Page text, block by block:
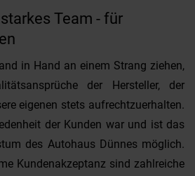
Team - für
in Hand an einem Strang ziehen,
der Hersteller, der
eigenen stets aufrechtzuerhalten.
der Kunden war und ist das
des Autohaus Dünnes möglich.
Kundenakzeptanz sind zahlreiche